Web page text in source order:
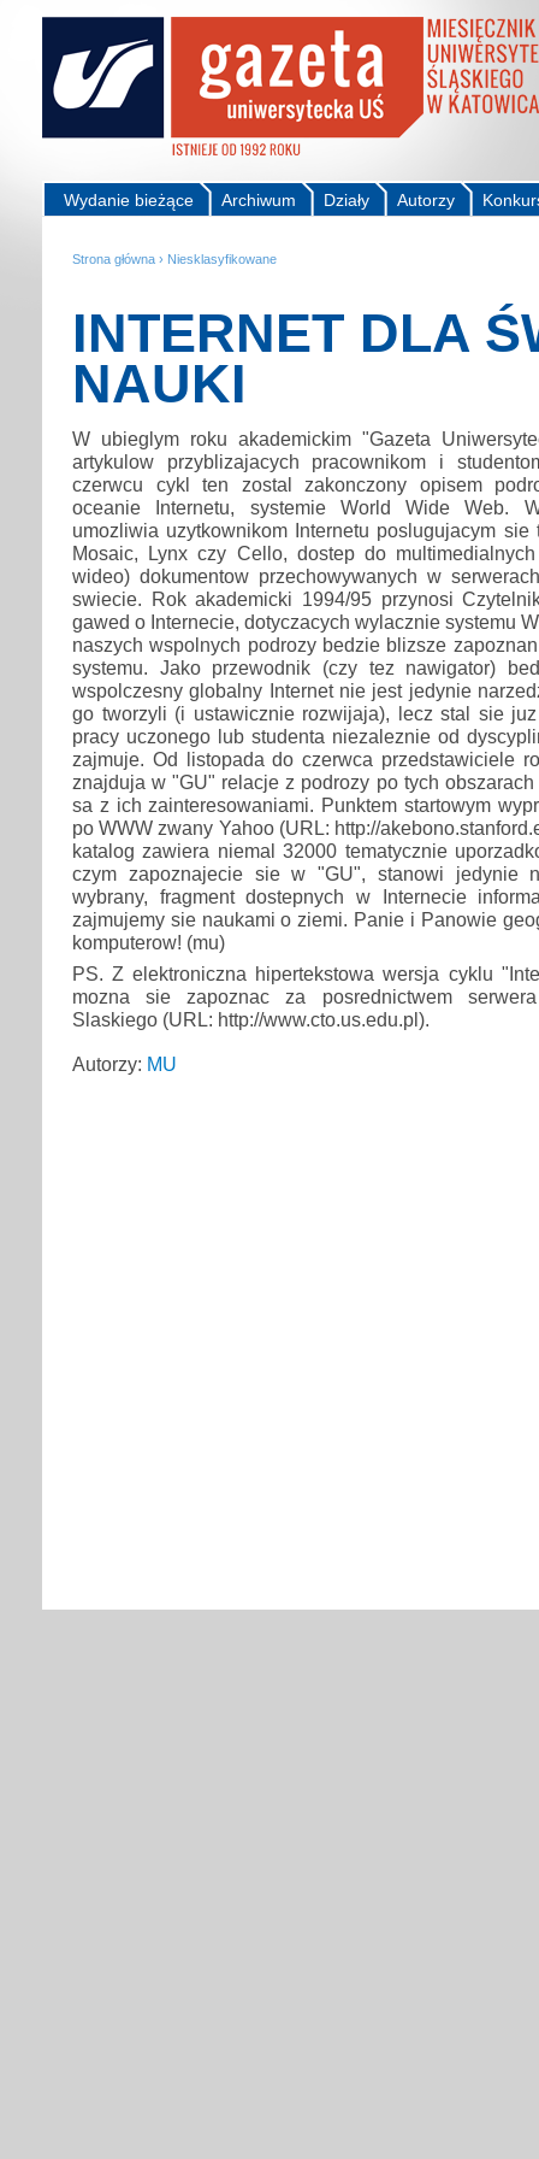
Autorzy
Działy
Archiwum
Wydanie bieżące
Strona główna › Niesklasyfikowane
INTERNET DLA
NAUKI
W ubieglym roku akademickim "Gazeta
artykulow przyblizajacych pracownikom i
czerwcu cykl ten zostal zakonczony opisem
oceanie Internetu, systemie World Wide Web.
umozliwia uzytkownikom Internetu poslugujacym sie
Mosaic, Lynx czy Cello, dostep do
wideo) dokumentow przechowywanych w
swiecie. Rok akademicki 1994/95 przynosi
gawed o Internecie, dotyczacych wylacznie systemu
naszych wspolnych podrozy bedzie blizsze
systemu. Jako przewodnik (czy tez nawigator)
wspolczesny globalny Internet nie jest jedynie
go tworzyli (i ustawicznie rozwijaja), lecz stal sie
pracy uczonego lub studenta niezaleznie od
zajmuje. Od listopada do czerwca przedstawiciele
znajduja w "GU" relacje z podrozy po tych
sa z ich zainteresowaniami. Punktem startowym
po WWW zwany Yahoo (URL: http://
katalog zawiera niemal 32000 tematycznie
czym zapoznajecie sie w "GU", stanowi jedynie
wybrany, fragment dostepnych w Internecie
zajmujemy sie naukami o ziemi. Panie i Panowie
komputerow! (mu)
PS. Z elektroniczna hipertekstowa wersja cyklu
mozna sie zapoznac za posrednictwem
Slaskiego (URL: http://www.cto.us.edu.pl).
Autorzy: MU